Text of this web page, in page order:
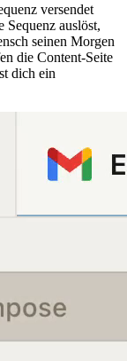
versendet
auslöst,
seinen Morgen
die Content-Seite
dich ein